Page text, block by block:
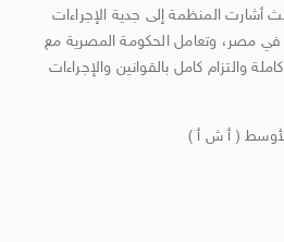
أشارت المنظمة إلى جدية الإجراءات
في مصر، وتعامل الحكومة المصرية مع
والتزام كامل بالقوانين والإجراءات
( أ ش أ )